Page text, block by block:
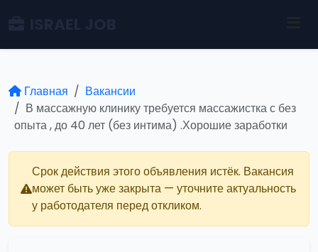
Главная
Вакансии
В массажную клинику требуется массажистка с без
опыта , до 40 лет (без интима) .Хорошие заработки
Срок действия этого объявления истёк. Вакансия
может быть уже закрыта — уточните актуальность
у работодателя перед откликом.